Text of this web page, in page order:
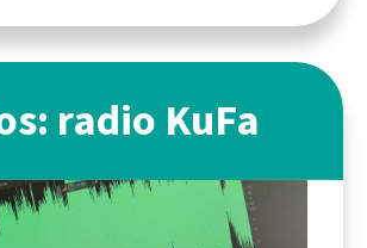
radio KuFa